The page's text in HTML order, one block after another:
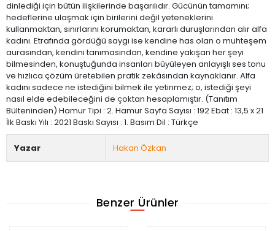
dinlediği için bütün ilişkilerinde başarılıdır. Gücünün tamamını;
hedeflerine ulaşmak için birilerini değil yeteneklerini
kullanmaktan, sınırlarını korumaktan, kararlı duruşlarından alır alfa
kadını. Etrafında gördüğü saygı ise kendine has olan o muhteşem
aurasından, kendini tanımasından, kendine yakışan her şeyi
bilmesinden, konuştuğunda insanları büyüleyen anlayışlı ses tonu
ve hızlıca çözüm üretebilen pratik zekâsından kaynaklanır. Alfa
kadını sadece ne istediğini bilmek ile yetinmez; o, istediği şeyi
nasıl elde edebileceğini de çoktan hesaplamıştır. (Tanıtım
Bülteninden) Hamur Tipi : 2. Hamur Sayfa Sayısı : 192 Ebat : 13,5 x 21
İlk Baskı Yılı : 2021 Baskı Sayısı : 1. Basım Dil : Türkçe
Yazar Hakan Özkan
Benzer Ürünler